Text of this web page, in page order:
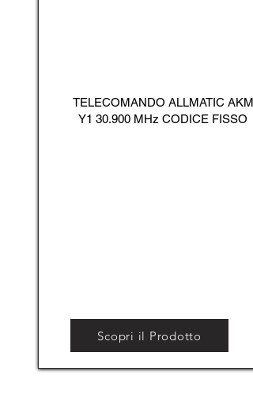
TELECOMANDO ALLMATIC AKM
Y1 30.900 MHz CODICE FISSO
Scopri il Prodotto